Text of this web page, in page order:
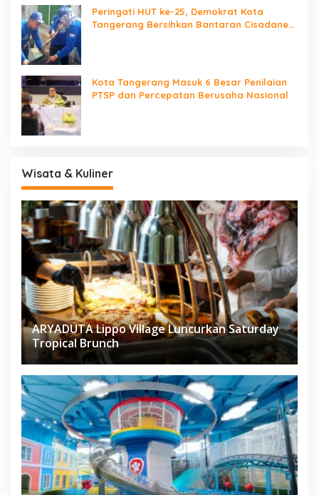
Peringati HUT ke-25, Demokrat Kota
Tangerang Bersihkan Bantaran Cisadane
Kota Tangerang Masuk 6 Besar Penilaian
PTSP dan Percepatan Berusaha Nasional
Wisata & Kuliner
ARYADUTA Lippo Village Luncurkan Saturday
Tropical Brunch